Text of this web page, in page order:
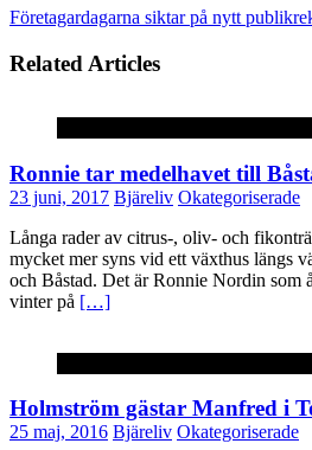
Företagardagarna siktar på nytt
Related Articles
Ronnie tar medelhavet till
23 juni, 2017 Bjäreliv Okategoriserade
Långa rader av citrus-, oliv- och
mycket mer syns vid ett växthus längs
och Båstad. Det är Ronnie Nordin som
vinter på […]
Holmström gästar Manfred i
25 maj, 2016 Bjäreliv Okategoriserade